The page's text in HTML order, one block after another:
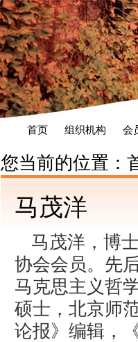
首页 组织机构 会
您当前的位置：
马茂洋
马茂洋，博
协会会员。先
马克思主义哲
硕士，北京师
论报》编辑，